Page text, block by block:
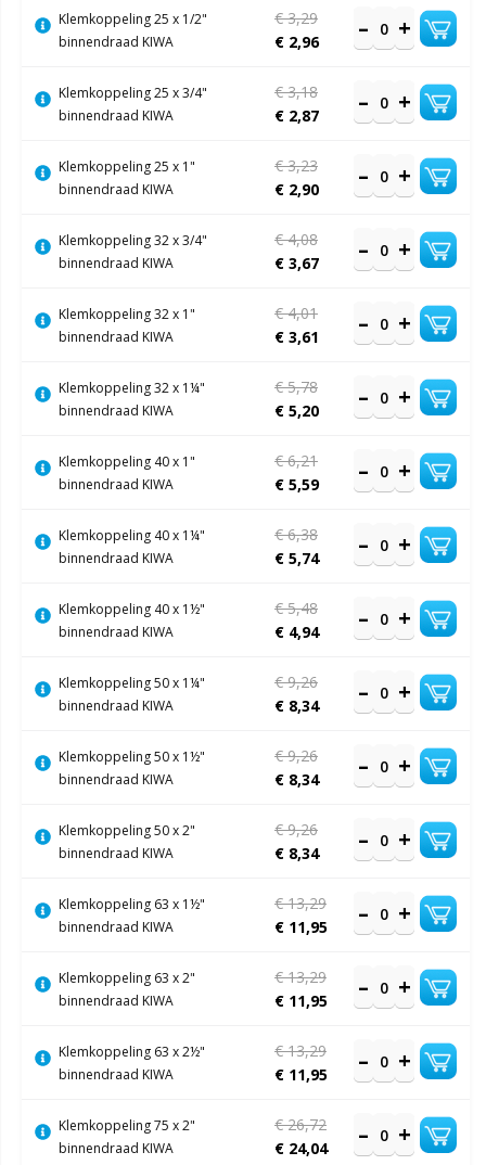
Klemkoppeling 25 x 1/2"
binnendraad KIWA
€ 2,96
€ 3,29
Klemkoppeling 25 x 3/4"
binnendraad KIWA
€ 2,87
€ 3,18
Klemkoppeling 25 x 1"
binnendraad KIWA
€ 2,90
€ 3,23
Klemkoppeling 32 x 3/4"
binnendraad KIWA
€ 3,67
€ 4,08
Klemkoppeling 32 x 1"
binnendraad KIWA
€ 3,61
€ 4,01
Klemkoppeling 32 x 1¼"
binnendraad KIWA
€ 5,20
€ 5,78
Klemkoppeling 40 x 1"
binnendraad KIWA
€ 5,59
€ 6,21
Klemkoppeling 40 x 1¼"
binnendraad KIWA
€ 5,74
€ 6,38
Klemkoppeling 40 x 1½"
binnendraad KIWA
€ 4,94
€ 5,48
Klemkoppeling 50 x 1¼"
binnendraad KIWA
€ 8,34
€ 9,26
Klemkoppeling 50 x 1½"
binnendraad KIWA
€ 8,34
€ 9,26
Klemkoppeling 50 x 2"
binnendraad KIWA
€ 8,34
€ 9,26
Klemkoppeling 63 x 1½"
binnendraad KIWA
€ 11,95
€ 13,29
Klemkoppeling 63 x 2"
binnendraad KIWA
€ 11,95
€ 13,29
Klemkoppeling 63 x 2½"
binnendraad KIWA
€ 11,95
€ 13,29
Klemkoppeling 75 x 2"
binnendraad KIWA
€ 24,04
€ 26,72